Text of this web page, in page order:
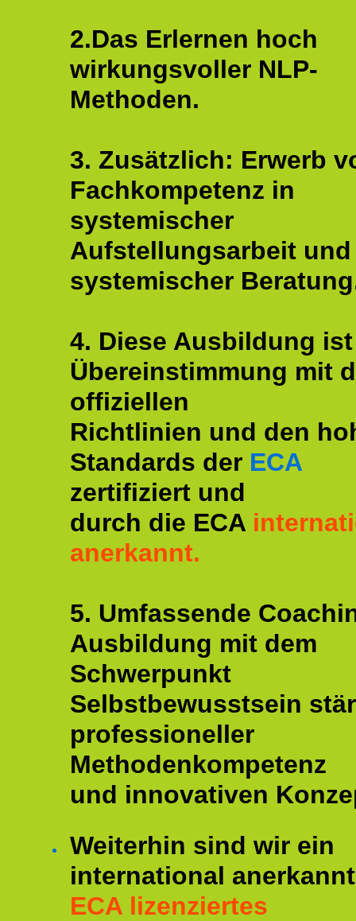
2.Das Erlernen hoch
wirkungsvoller NLP-
Methoden.
3. Zusätzlich: Erwerb
Fachkompetenz in
systemischer
Aufstellungsarbeit und
systemischer
4. Diese Ausbildung
Übereinstimmung mit
offiziellen
Richtlinien und den
Standards der ECA
zertifiziert und
durch die ECA
anerkannt.
5. Umfassende
Ausbildung mit dem
Schwerpunkt
Selbstbewusstsein
professioneller
Methodenkompetenz
und innovativen
Weiterhin sind wir ein
international
ECA lizenziertes